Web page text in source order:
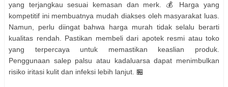
yang terjangkau sesuai kemasan dan merk. 💰 Harga yang
kompetitif ini membuatnya mudah diakses oleh masyarakat luas.
Namun, perlu diingat bahwa harga murah tidak selalu berarti
kualitas rendah. Pastikan membeli dari apotek resmi atau toko
yang terpercaya untuk memastikan keaslian produk.
Penggunaan salep palsu atau kadaluarsa dapat menimbulkan
risiko iritasi kulit dan infeksi lebih lanjut. 🏪